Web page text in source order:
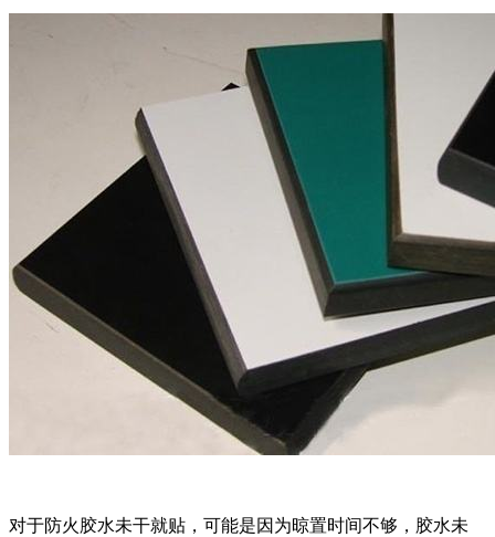
对于防火胶水未干就贴，可能是因为晾置时间不够，胶水未